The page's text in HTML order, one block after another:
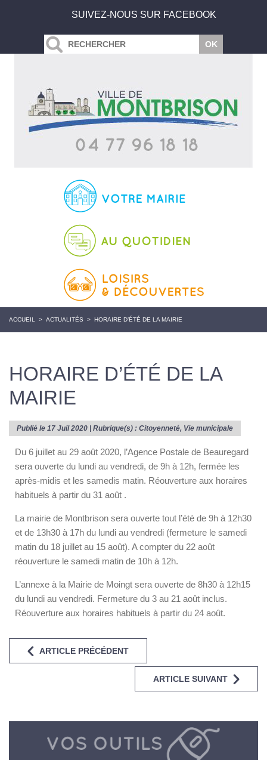
SUIVEZ-NOUS SUR FACEBOOK
ACCUEIL > ACTUALITÉS > HORAIRE D’ÉTÉ DE LA MAIRIE
HORAIRE D’ÉTÉ DE LA
MAIRIE
Publié le 17 Juil 2020 | Rubrique(s) : Citoyenneté, Vie municipale
Du 6 juillet au 29 août 2020, l’Agence Postale de Beauregard
sera ouverte du lundi au vendredi, de 9h à 12h, fermée les
après-midis et les samedis matin. Réouverture aux horaires
habituels à partir du 31 août .
La mairie de Montbrison sera ouverte tout l’été de 9h à 12h30
et de 13h30 à 17h du lundi au vendredi (fermeture le samedi
matin du 18 juillet au 15 août). A compter du 22 août
réouverture le samedi matin de 10h à 12h.
L’annexe à la Mairie de Moingt sera ouverte de 8h30 à 12h15
du lundi au vendredi. Fermeture du 3 au 21 août inclus.
Réouverture aux horaires habituels à partir du 24 août.
ARTICLE PRÉCÉDENT
ARTICLE SUIVANT